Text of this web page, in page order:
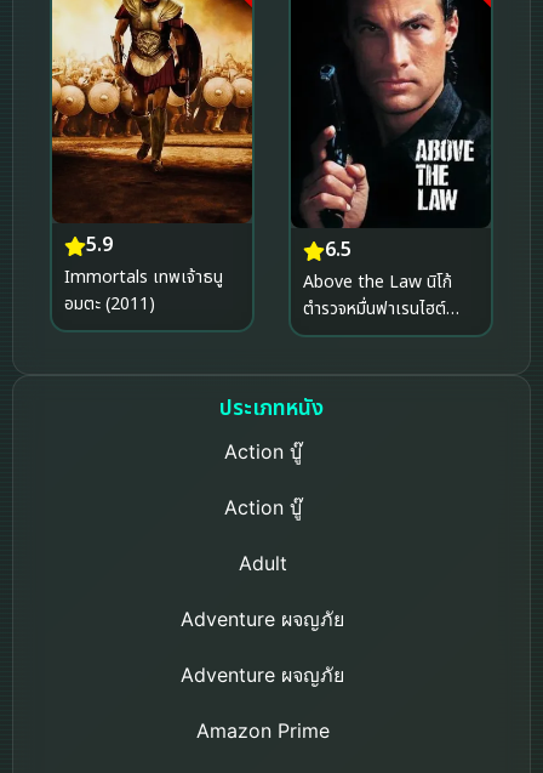
5.9
Immortals เทพเจ้าธนู
อมตะ (2011)
6.5
Above the Law นิโก้
ตำรวจหมื่นฟาเรนไฮต์
(1988)
ประเภทหนัง
Action บู๊
Action บู๊
Adult
Adventure ผจญภัย
Adventure ผจญภัย
Amazon Prime